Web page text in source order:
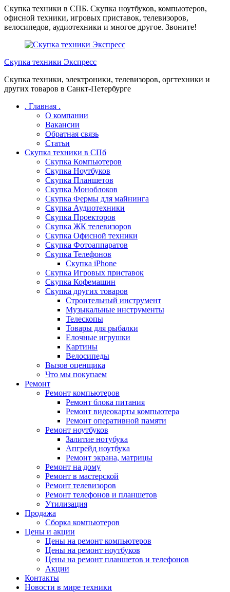
Перейти
к
содержимому
Скупка техники в СПБ. Скупка ноутбуков, компьютеров,
офисной техники, игровых приставок, телевизоров,
велосипедов, аудиотехники и многое другое. Звоните!
Скупка техники Экспресс
Скупка техники, электроники, телевизоров, оргтехники и
других товаров в Санкт-Петербурге
. Главная .
О компании
Вакансии
Обратная связь
Статьи
Скупка техники в СПб
Скупка Компьютеров
Скупка Ноутбуков
Скупка Планшетов
Скупка Моноблоков
Скупка Фермы для майнинга
Скупка Аудиотехники
Скупка Проекторов
Скупка ЖК телевизоров
Скупка Офисной техники
Скупка Фотоаппаратов
Скупка Телефонов
Скупка iPhone
Скупка Игровых приставок
Скупка Кофемашин
Скупка других товаров
Строительный инструмент
Музыкальные инструменты
Телескопы
Товары для рыбалки
Елочные игрушки
Картины
Велосипеды
Вызов оценщика
Что мы покупаем
Ремонт
Ремонт компьютеров
Ремонт блока питания
Ремонт видеокарты компьютера
Ремонт оперативной памяти
Ремонт ноутбуков
Залитие нотубука
Апгрейд ноутбука
Ремонт экрана, матрицы
Ремонт на дому
Ремонт в мастерской
Ремонт телевизоров
Ремонт телефонов и планшетов
Утилизация
Продажа
Сборка компьютеров
Цены и акции
Цены на ремонт компьютеров
Цены на ремонт ноутбуков
Цены на ремонт планшетов и телефонов
Акции
Контакты
Новости в мире техники